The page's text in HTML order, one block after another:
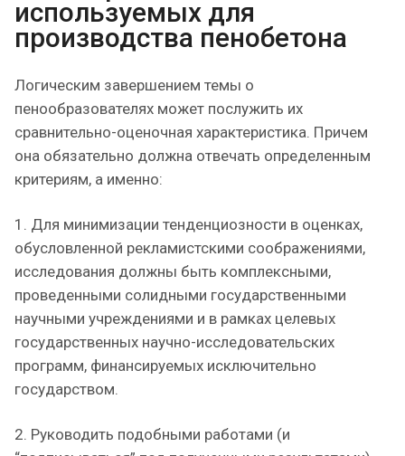
используемых для
производства пенобетона
Логическим завершением темы о
пенообразователях может послужить их
сравнительно-оценочная характеристика. Причем
она обязательно должна отвечать определенным
критериям, а именно:
1. Для минимизации тенденциозности в оценках,
обусловленной рекламистскими соображениями,
исследования должны быть комплексными,
проведенными солидными государственными
научными учреждениями и в рамках целевых
государственных научно-исследовательских
программ, финансируемых исключительно
государством.
2. Руководить подобными работами (и